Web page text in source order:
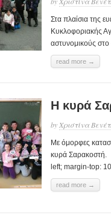
Στα πλαίσια της
Κυκλοφοριακής
αστυνομικούς
read more →
Η κυρά
by Χριστίνα
Με όμορφες
κυρά
left; margin-top:
read more →